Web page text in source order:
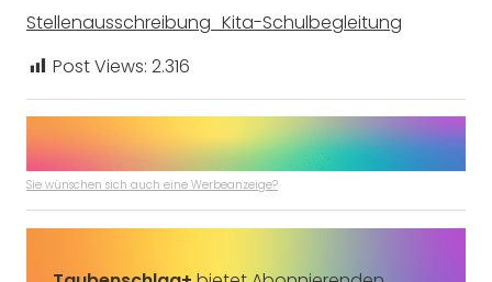
Stellenausschreibung_Kita-Schulbegleitung
Post Views: 2.316
Sie wünschen sich auch eine Werbeanzeige?